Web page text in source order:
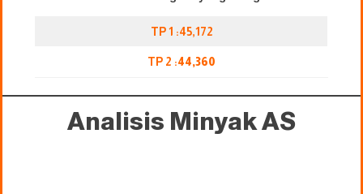
TP 1 :45,172
TP 2 :44,360
Analisis Minyak AS